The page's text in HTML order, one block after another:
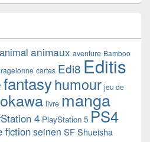
animal animaux aventure Bamboo
cartes Edi8 Editis
fantasyhumour jeu de
livre manga
4 PlayStation 5 PS4
fictionseinen SF Shueisha